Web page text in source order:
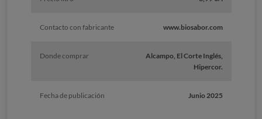
Contacto con fabricante www.biosabor.com
Donde comprar
Alcampo, El Corte Inglés,
Hipercor.
Fecha de publicación Junio 2025